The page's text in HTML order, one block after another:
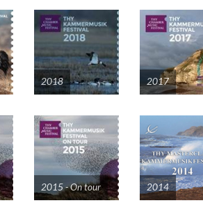
2018 2017
2015 - On tour 2014